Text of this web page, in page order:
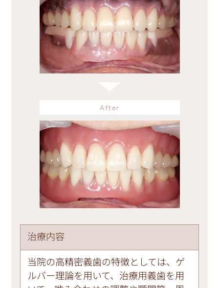
After
治療内容
当院の高精密義歯の特徴としては、ゲ
ルバー理論を用いて、治療用義歯を用